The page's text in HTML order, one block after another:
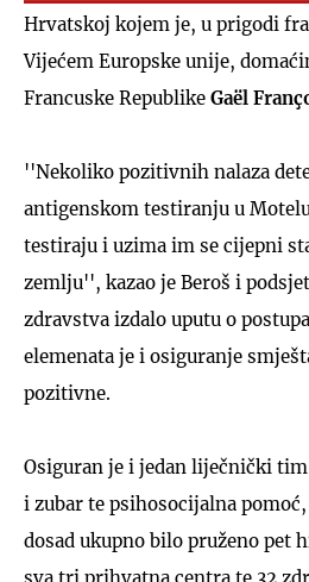
Hrvatskoj kojem je, u prigodi
Vijećem Europske unije,
Francuske Republike Gaël
''Nekoliko pozitivnih nalaza
antigenskom testiranju u
testiraju i uzima im se cijepni
zemlju'', kazao je Beroš i
zdravstva izdalo uputu o
elemenata je i osiguranje
pozitivne.
Osiguran je i jedan liječnički
i zubar te psihosocijalna pomoć,
dosad ukupno bilo pruženo pet